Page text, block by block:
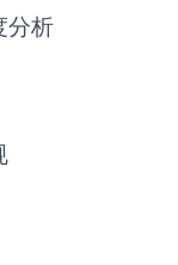
分析